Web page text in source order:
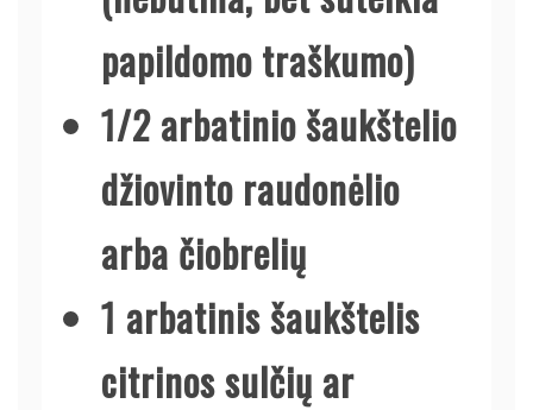
papildomo traškumo)
1/2 arbatinio šaukštelio
džiovinto raudonėlio
arba čiobrelių
1 arbatinis šaukštelis
citrinos sulčių ar